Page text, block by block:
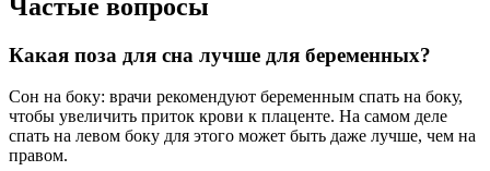
Частые вопросы
Какая поза для сна лучше для беременных?
Сон на боку: врачи рекомендуют беременным спать на боку,
чтобы увеличить приток крови к плаценте. На самом деле
спать на левом боку для этого может быть даже лучше, чем на
правом.